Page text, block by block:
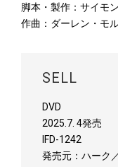
脚本・製作：サイモ
作曲：ダーレン・モ
SELL
‎DVD
2025.7. 4発売
‎IFD-1242
発売元：ハーク